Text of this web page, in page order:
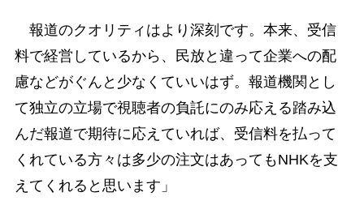
報道のクオリティはより深刻です。本来、受信
料で経営しているから、民放と違って企業への配
慮などがぐんと少なくていいはず。報道機関とし
て独立の立場で視聴者の負託にのみ応える踏み込
んだ報道で期待に応えていれば、受信料を払って
くれている方々は多少の注文はあってもNHKを支
えてくれると思います」